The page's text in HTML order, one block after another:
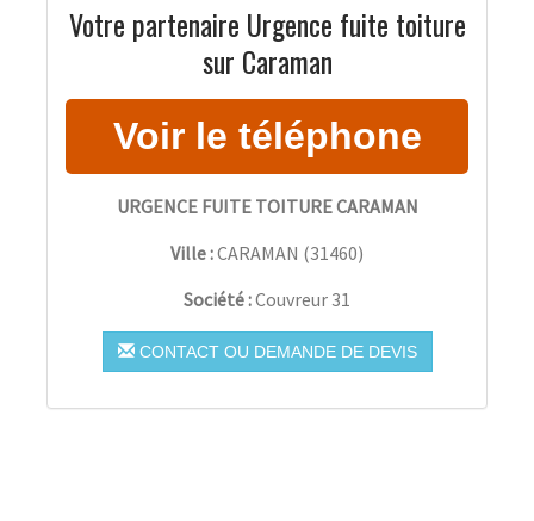
Votre partenaire Urgence fuite toiture
sur Caraman
URGENCE FUITE TOITURE CARAMAN
Ville :CARAMAN (31460)
Société :Couvreur 31
CONTACT OU DEMANDE DE DEVIS